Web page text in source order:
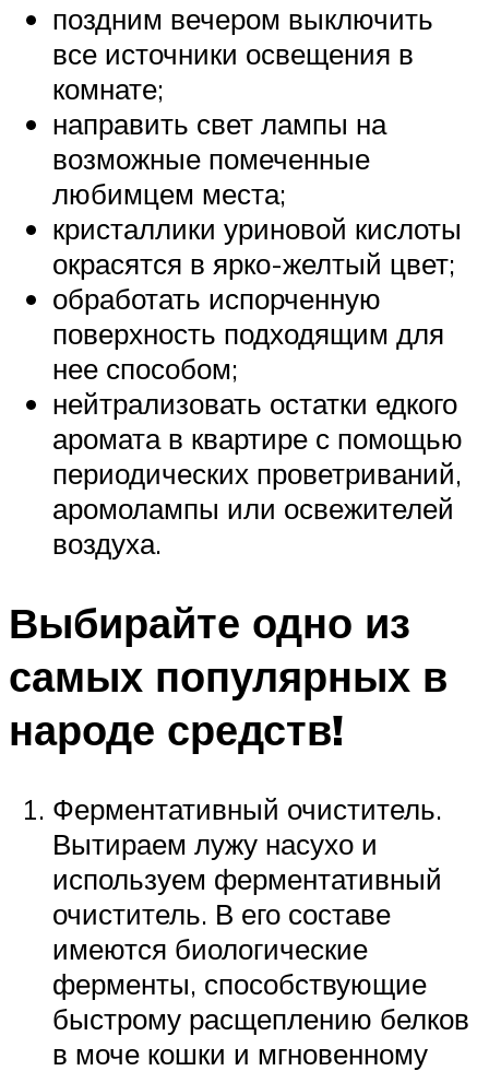
поздним вечером выключить
все источники освещения в
комнате;
направить свет лампы на
возможные помеченные
любимцем места;
кристаллики уриновой кислоты
окрасятся в ярко-желтый цвет;
обработать испорченную
поверхность подходящим для
нее способом;
нейтрализовать остатки едкого
аромата в квартире с помощью
периодических проветриваний,
аромолампы или освежителей
воздуха.
Выбирайте одно из
самых популярных в
народе средств!
Ферментативный очиститель.
Вытираем лужу насухо и
используем ферментативный
очиститель. В его составе
имеются биологические
ферменты, способствующие
быстрому расщеплению белков
в моче кошки и мгновенному